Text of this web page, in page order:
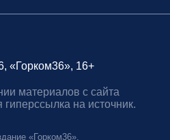
«Горком36», 16+
материалов с сайта
на источник.
«Горком36».